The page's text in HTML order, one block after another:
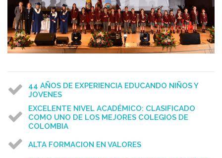
44 AÑOS DE EXPERIENCIA EDUCANDO NIÑOS Y
JOVENES
EXCELENTE NIVEL ACADÉMICO: CLASIFICADO
COMO UNO DE LOS MEJORES COLEGIOS DE
COLOMBIA
ALTA FORMACION EN VALORES